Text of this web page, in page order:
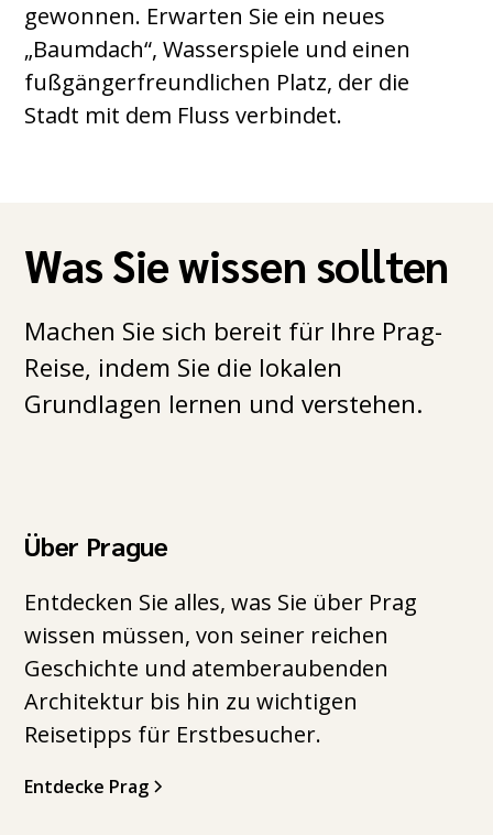
gewonnen. Erwarten Sie ein neues
„Baumdach“, Wasserspiele und einen
fußgängerfreundlichen Platz, der die
Stadt mit dem Fluss verbindet.
Was Sie wissen sollten
Machen Sie sich bereit für Ihre Prag-
Reise, indem Sie die lokalen
Grundlagen lernen und verstehen.
Über Prague
Entdecken Sie alles, was Sie über Prag
wissen müssen, von seiner reichen
Geschichte und atemberaubenden
Architektur bis hin zu wichtigen
Reisetipps für Erstbesucher.
Entdecke Prag